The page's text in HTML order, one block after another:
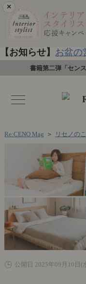
×
【お知らせ】 お盆の
書籍第二弾「セン
toggle
navigation
Re:CENO Mag ＞ リセノの
公開日 2025年09月10日(